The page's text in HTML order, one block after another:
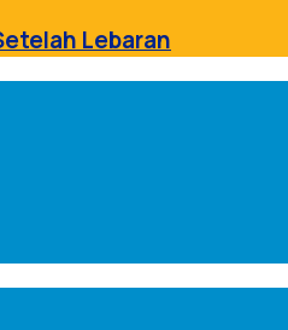
Lebaran